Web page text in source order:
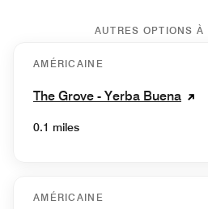
AUTRES OPTIONS À
AMÉRICAINE
The Grove - Yerba Buena
0.1 miles
AMÉRICAINE